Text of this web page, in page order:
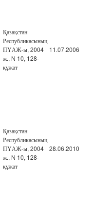
Қазақстан
Республикасының
ПҮАЖ-ы, 2004
ж., N 10, 128-
құжат
11.07.2006
Қазақстан
Республикасының
ПҮАЖ-ы, 2004
ж., N 10, 128-
құжат
28.06.2010